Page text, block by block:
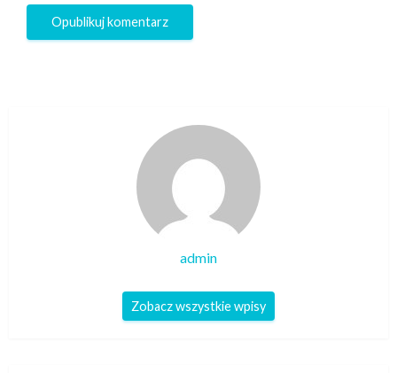
admin
Zobacz wszystkie wpisy